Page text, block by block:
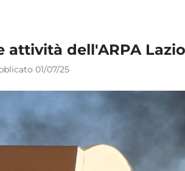
attività dell'ARPA
01/07/25